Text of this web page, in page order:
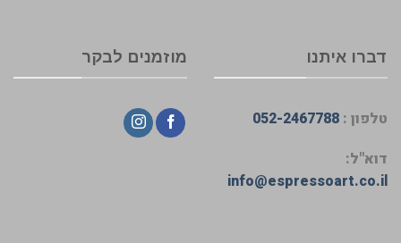
דברו איתנו
טלפון : 052-2467788
דוא"ל:
info@espressoart.co.il
מוזמנים לבקר